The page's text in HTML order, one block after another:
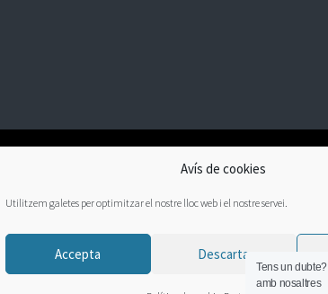
Avís de cookies
Utilitzem galetes per optimitzar el nostre lloc web i el nostre servei.
Accepta Descarta
Tens un dubte?
amb nosaltres